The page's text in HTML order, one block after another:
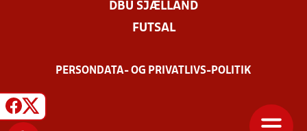
DBU SJÆLLAND
FUTSAL
PERSONDATA- OG PRIVATLIVS-POLITIK